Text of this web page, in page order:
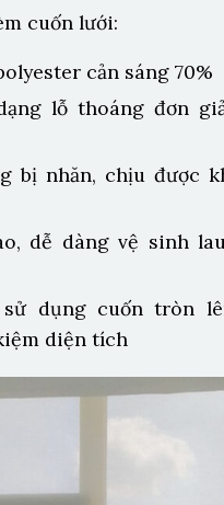
cuốn lưới:
cản sáng 70%
lỗ thoáng đơn
bị nhăn, chịu được
dễ dàng vệ sinh
dụng cuốn tròn
diện tích